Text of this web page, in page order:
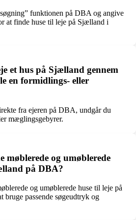
funktionen på DBA og angive
at finde huse til leje på Sjælland i
et hus på Sjælland gennem
en formidlings- eller
fra ejeren på DBA, undgår du
mæglingsgebyrer.
møblerede og umøblerede
på DBA?
og umøblerede huse til leje på
passende søgeudtryk og